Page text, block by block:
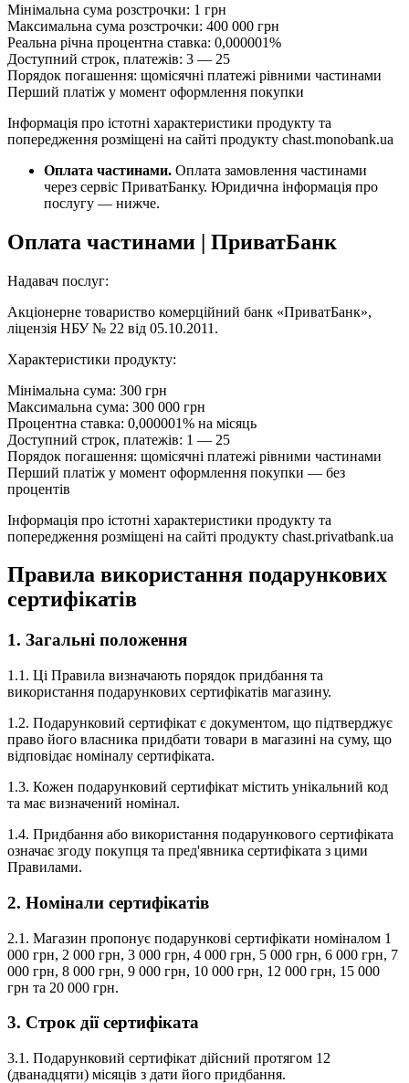
Мінімальна сума розстрочки: 1 грн
Максимальна сума розстрочки: 400 000 грн
Реальна річна процентна ставка: 0,000001%
Доступний строк, платежів: 3 — 25
Порядок погашення: щомісячні платежі рівними частинами
Перший платіж у момент оформлення покупки
Інформація про істотні характеристики продукту та
попередження розміщені на сайті продукту chast.monobank.ua
Оплата частинами. Оплата замовлення частинами
через сервіс ПриватБанку. Юридична інформація про
послугу — нижче.
Оплата частинами | ПриватБанк
Надавач послуг:
Акціонерне товариство комерційний банк «ПриватБанк»,
ліцензія НБУ № 22 від 05.10.2011.
Характеристики продукту:
Мінімальна сума: 300 грн
Максимальна сума: 300 000 грн
Процентна ставка: 0,000001% на місяць
Доступний строк, платежів: 1 — 25
Порядок погашення: щомісячні платежі рівними частинами
Перший платіж у момент оформлення покупки — без
процентів
Інформація про істотні характеристики продукту та
попередження розміщені на сайті продукту chast.privatbank.ua
Правила використання подарункових
сертифікатів
1. Загальні положення
1.1. Ці Правила визначають порядок придбання та
використання подарункових сертифікатів магазину.
1.2. Подарунковий сертифікат є документом, що підтверджує
право його власника придбати товари в магазині на суму, що
відповідає номіналу сертифіката.
1.3. Кожен подарунковий сертифікат містить унікальний код
та має визначений номінал.
1.4. Придбання або використання подарункового сертифіката
означає згоду покупця та пред'явника сертифіката з цими
Правилами.
2. Номінали сертифікатів
2.1. Магазин пропонує подарункові сертифікати номіналом 1
000 грн, 2 000 грн, 3 000 грн, 4 000 грн, 5 000 грн, 6 000 грн, 7
000 грн, 8 000 грн, 9 000 грн, 10 000 грн, 12 000 грн, 15 000
грн та 20 000 грн.
3. Строк дії сертифіката
3.1. Подарунковий сертифікат дійсний протягом 12
(дванадцяти) місяців з дати його придбання.